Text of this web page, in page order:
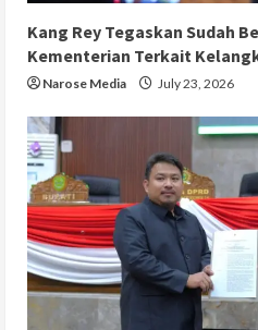
Kang Rey Tegaskan Sudah
Kementerian Terkait
Narose Media July 23, 2026